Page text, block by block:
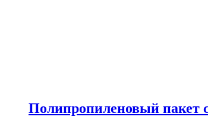
Полипропиленовый пакет